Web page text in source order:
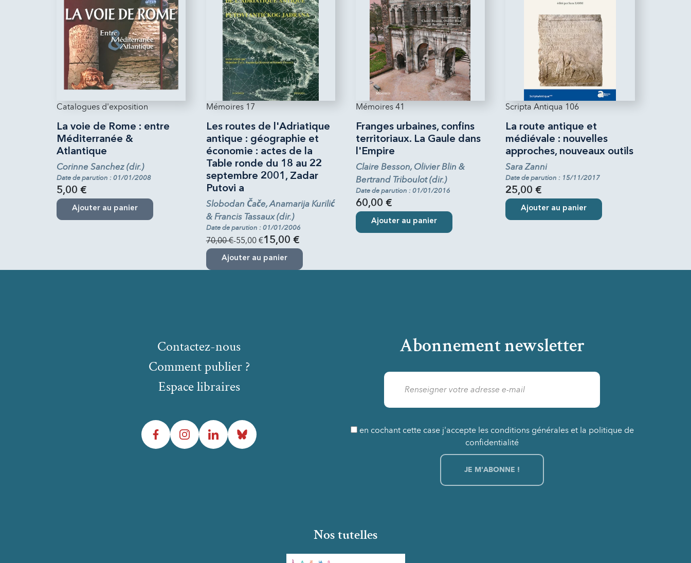
Catalogues d'exposition
La voie de Rome : entre
Méditerranée &
Atlantique
Corinne Sanchez (dir.)
Date de parution : 01/01/2008
5,00 €
Ajouter au panier
Mémoires 17
Les routes de l'Adriatique
antique : géographie et
économie : actes de la
Table ronde du 18 au 22
septembre 2001, Zadar
Putovi a
Slobodan Čače, Anamarija Kurilić
& Francis Tassaux (dir.)
Date de parution : 01/01/2006
70,00 €-55,00 €15,00 €
Ajouter au panier
Mémoires 41
Franges urbaines, confins
territoriaux. La Gaule dans
l'Empire
Claire Besson, Olivier Blin &
Bertrand Triboulot (dir.)
Date de parution : 01/01/2016
60,00 €
Ajouter au panier
Scripta Antiqua 106
La route antique et
médiévale : nouvelles
approches, nouveaux outils
Sara Zanni
Date de parution : 15/11/2017
25,00 €
Ajouter au panier
Abonnement newsletter
en cochant cette case j'accepte les conditions générales et la politique de
confidentialité
Comment publier ?
Espace libraires
Contactez-nous
FacebookInstagramLinkedInBluesky
Nos tutelles